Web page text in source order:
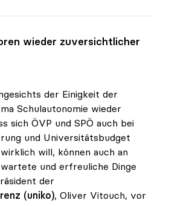
wieder zuversichtlicher
der Einigkeit der
Schulautonomie wieder
sich ÖVP und SPÖ auch bei
und Universitätsbudget
will, können auch an
und erfreuliche Dinge
der
(uniko), Oliver Vitouch, vor